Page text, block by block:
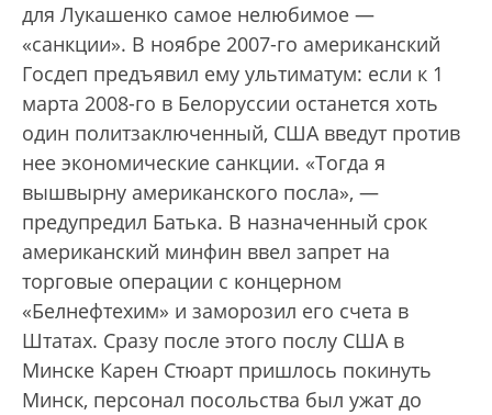
для Лукашенко самое нелюбимое —
«санкции». В ноябре 2007-го американский
Госдеп предъявил ему ультиматум: если к 1
марта 2008-го в Белоруссии останется хоть
один политзаключенный, США введут против
нее экономические санкции. «Тогда я
вышвырну американского посла», —
предупредил Батька. В назначенный срок
американский минфин ввел запрет на
торговые операции с концерном
«Белнефтехим» и заморозил его счета в
Штатах. Сразу после этого послу США в
Минске Карен Стюарт пришлось покинуть
Минск, персонал посольства был ужат до